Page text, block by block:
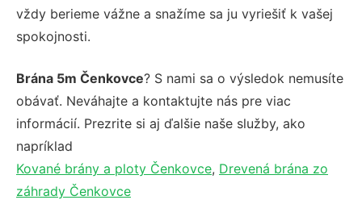
vždy berieme vážne a snažíme sa ju vyriešiť k vašej
spokojnosti.
Brána 5m Čenkovce? S nami sa o výsledok nemusíte
obávať. Neváhajte a kontaktujte nás pre viac
informácií. Prezrite si aj ďalšie naše služby, ako
napríklad
Kované brány a ploty Čenkovce, Drevená brána zo
záhrady Čenkovce